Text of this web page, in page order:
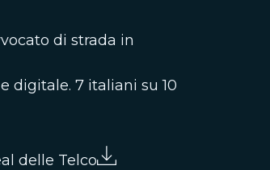
di strada in
digitale. 7 italiani su 10
delle Telco